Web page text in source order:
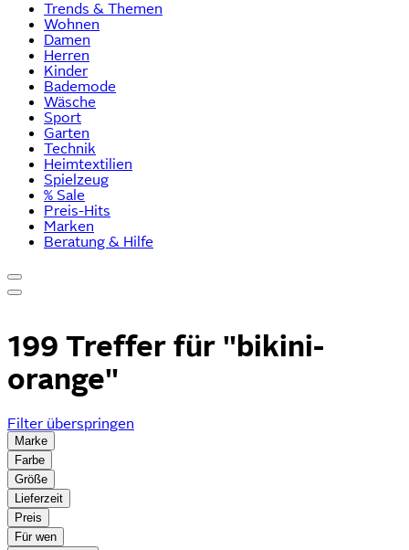
Trends & Themen
Wohnen
Damen
Herren
Kinder
Bademode
Wäsche
Sport
Garten
Technik
Heimtextilien
Spielzeug
% Sale
Preis-Hits
Marken
Beratung & Hilfe
199 Treffer für "bikini-
orange"
Filter überspringen
Marke
Farbe
Größe
Lieferzeit
Preis
Für wen